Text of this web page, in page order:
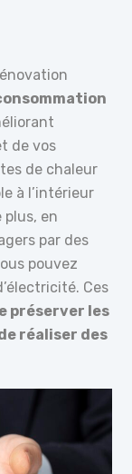
de vos
de chaleur
à l’intérieur
plus, en
par des
pouvez
Ces
préserver les
réaliser des